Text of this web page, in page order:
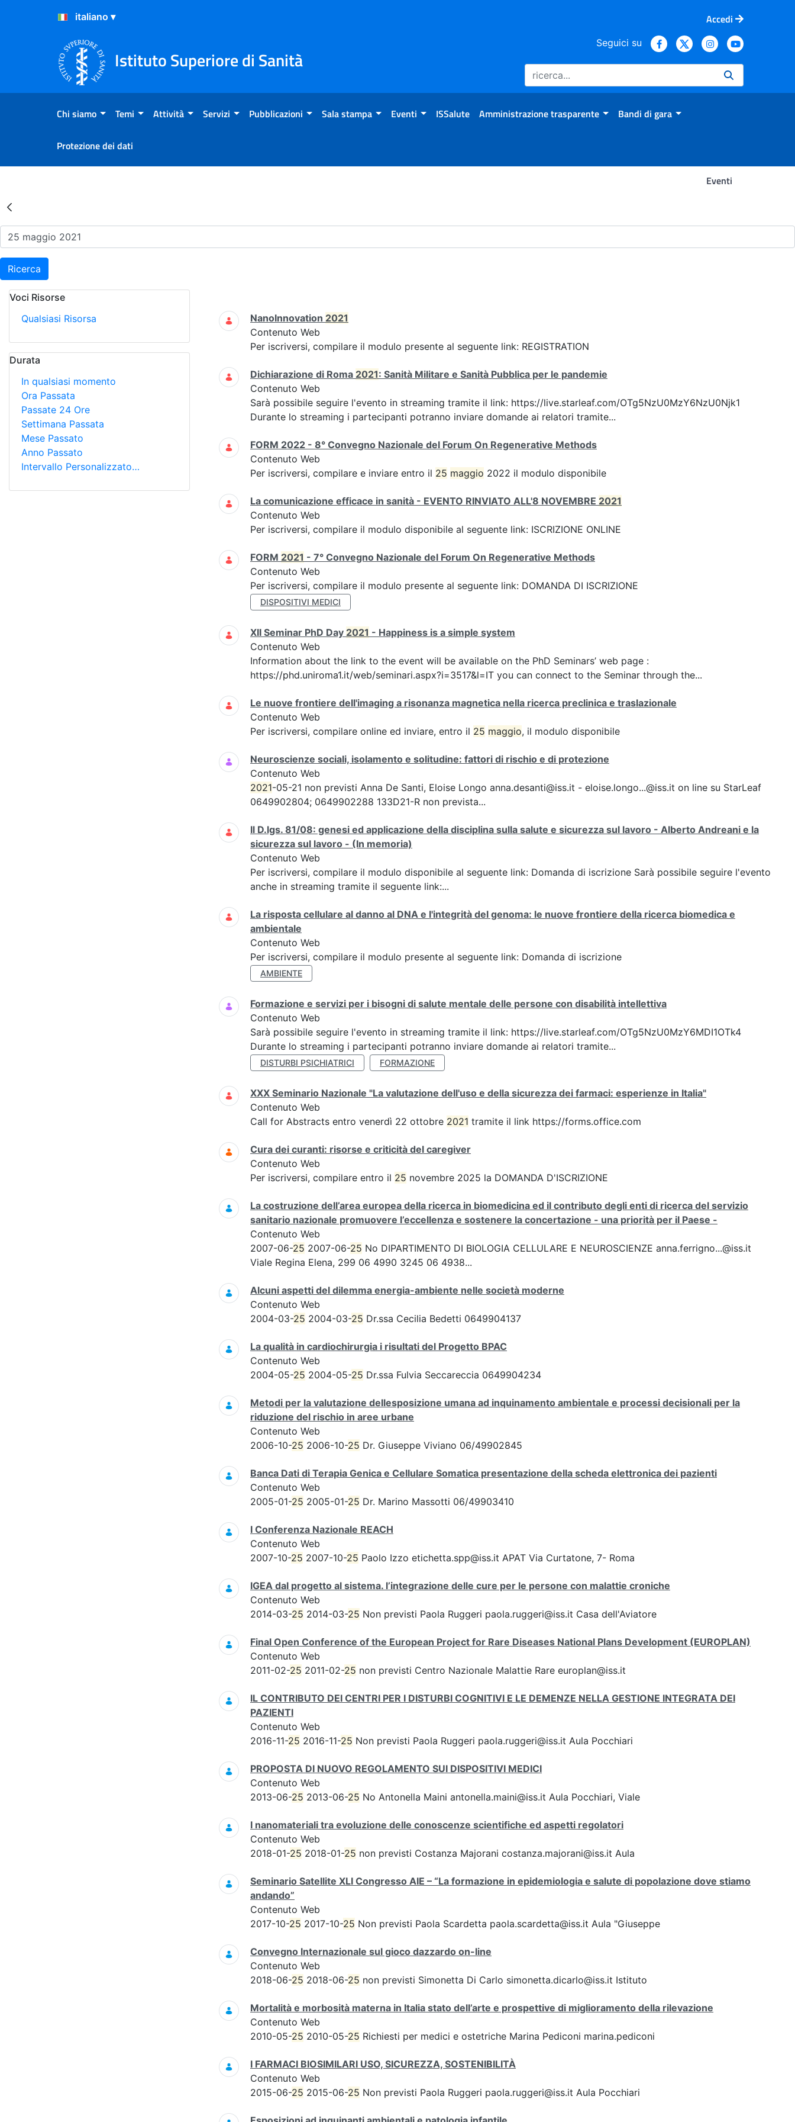
Salta al Contenuto
Salta al Footer
Accedi
Istituto Superiore di Sanità
Seguici su
Chi siamo Temi Attività Servizi Pubblicazioni Sala stampa Eventi ISSalute Amministrazione trasparente Bandi di gara
Protezione dei dati
Eventi
Risultati della Ricerca - Eventi
Ricerca
Voci Risorse
Qualsiasi Risorsa
Durata
In qualsiasi momento
Ora Passata
Passate 24 Ore
Settimana Passata
Mese Passato
Anno Passato
Intervallo Personalizzato…
Ricerca
NanoInnovation 2021
Contenuto Web
Per iscriversi, compilare il modulo presente al seguente link: REGISTRATION
Dichiarazione di Roma 2021: Sanità Militare e Sanità Pubblica per le pandemie
Contenuto Web
Sarà possibile seguire l'evento in streaming tramite il link: https://live.starleaf.com/OTg5NzU0MzY6NzU0Njk1
Durante lo streaming i partecipanti potranno inviare domande ai relatori tramite...
FORM 2022 - 8° Convegno Nazionale del Forum On Regenerative Methods
Contenuto Web
Per iscriversi, compilare e inviare entro il 25 maggio 2022 il modulo disponibile
La comunicazione efficace in sanità - EVENTO RINVIATO ALL'8 NOVEMBRE 2021
Contenuto Web
Per iscriversi, compilare il modulo disponibile al seguente link: ISCRIZIONE ONLINE
FORM 2021 - 7° Convegno Nazionale del Forum On Regenerative Methods
Contenuto Web
Per iscriversi, compilare il modulo presente al seguente link: DOMANDA DI ISCRIZIONE
DISPOSITIVI MEDICI
XII Seminar PhD Day 2021 - Happiness is a simple system
Contenuto Web
Information about the link to the event will be available on the PhD Seminars’ web page :
https://phd.uniroma1.it/web/seminari.aspx?i=3517&l=IT you can connect to the Seminar through the...
Le nuove frontiere dell'imaging a risonanza magnetica nella ricerca preclinica e traslazionale
Contenuto Web
Per iscriversi, compilare online ed inviare, entro il 25 maggio, il modulo disponibile
Neuroscienze sociali, isolamento e solitudine: fattori di rischio e di protezione
Contenuto Web
2021-05-21 non previsti Anna De Santi, Eloise Longo anna.desanti@iss.it - eloise.longo...@iss.it on line su StarLeaf
0649902804; 0649902288 133D21-R non prevista...
Il D.lgs. 81/08: genesi ed applicazione della disciplina sulla salute e sicurezza sul lavoro - Alberto Andreani e la
sicurezza sul lavoro - (In memoria)
Contenuto Web
Per iscriversi, compilare il modulo disponibile al seguente link: Domanda di iscrizione Sarà possibile seguire l'evento
anche in streaming tramite il seguente link:...
La risposta cellulare al danno al DNA e l'integrità del genoma: le nuove frontiere della ricerca biomedica e
ambientale
Contenuto Web
Per iscriversi, compilare il modulo presente al seguente link: Domanda di iscrizione
AMBIENTE
Formazione e servizi per i bisogni di salute mentale delle persone con disabilità intellettiva
Contenuto Web
Sarà possibile seguire l'evento in streaming tramite il link: https://live.starleaf.com/OTg5NzU0MzY6MDI1OTk4
Durante lo streaming i partecipanti potranno inviare domande ai relatori tramite...
DISTURBI PSICHIATRICI FORMAZIONE
XXX Seminario Nazionale "La valutazione dell'uso e della sicurezza dei farmaci: esperienze in Italia"
Contenuto Web
Call for Abstracts entro venerdì 22 ottobre 2021 tramite il link https://forms.office.com
Cura dei curanti: risorse e criticità del caregiver
Contenuto Web
Per iscriversi, compilare entro il 25 novembre 2025 la DOMANDA D'ISCRIZIONE
La costruzione dell’area europea della ricerca in biomedicina ed il contributo degli enti di ricerca del servizio
sanitario nazionale promuovere l’eccellenza e sostenere la concertazione - una priorità per il Paese -
Contenuto Web
2007-06-25 2007-06-25 No DIPARTIMENTO DI BIOLOGIA CELLULARE E NEUROSCIENZE anna.ferrigno...@iss.it
Viale Regina Elena, 299 06 4990 3245 06 4938...
Alcuni aspetti del dilemma energia-ambiente nelle società moderne
Contenuto Web
2004-03-25 2004-03-25 Dr.ssa Cecilia Bedetti 0649904137
La qualità in cardiochirurgia i risultati del Progetto BPAC
Contenuto Web
2004-05-25 2004-05-25 Dr.ssa Fulvia Seccareccia 0649904234
Metodi per la valutazione dellesposizione umana ad inquinamento ambientale e processi decisionali per la
riduzione del rischio in aree urbane
Contenuto Web
2006-10-25 2006-10-25 Dr. Giuseppe Viviano 06/49902845
Banca Dati di Terapia Genica e Cellulare Somatica presentazione della scheda elettronica dei pazienti
Contenuto Web
2005-01-25 2005-01-25 Dr. Marino Massotti 06/49903410
I Conferenza Nazionale REACH
Contenuto Web
2007-10-25 2007-10-25 Paolo Izzo etichetta.spp@iss.it APAT Via Curtatone, 7- Roma
IGEA dal progetto al sistema. l’integrazione delle cure per le persone con malattie croniche
Contenuto Web
2014-03-25 2014-03-25 Non previsti Paola Ruggeri paola.ruggeri@iss.it Casa dell'Aviatore
Final Open Conference of the European Project for Rare Diseases National Plans Development (EUROPLAN)
Contenuto Web
2011-02-25 2011-02-25 non previsti Centro Nazionale Malattie Rare europlan@iss.it
IL CONTRIBUTO DEI CENTRI PER I DISTURBI COGNITIVI E LE DEMENZE NELLA GESTIONE INTEGRATA DEI
PAZIENTI
Contenuto Web
2016-11-25 2016-11-25 Non previsti Paola Ruggeri paola.ruggeri@iss.it Aula Pocchiari
PROPOSTA DI NUOVO REGOLAMENTO SUI DISPOSITIVI MEDICI
Contenuto Web
2013-06-25 2013-06-25 No Antonella Maini antonella.maini@iss.it Aula Pocchiari, Viale
I nanomateriali tra evoluzione delle conoscenze scientifiche ed aspetti regolatori
Contenuto Web
2018-01-25 2018-01-25 non previsti Costanza Majorani costanza.majorani@iss.it Aula
Seminario Satellite XLI Congresso AIE – “La formazione in epidemiologia e salute di popolazione dove stiamo
andando”
Contenuto Web
2017-10-25 2017-10-25 Non previsti Paola Scardetta paola.scardetta@iss.it Aula "Giuseppe
Convegno Internazionale sul gioco dazzardo on-line
Contenuto Web
2018-06-25 2018-06-25 non previsti Simonetta Di Carlo simonetta.dicarlo@iss.it Istituto
Mortalità e morbosità materna in Italia stato dell’arte e prospettive di miglioramento della rilevazione
Contenuto Web
2010-05-25 2010-05-25 Richiesti per medici e ostetriche Marina Pediconi marina.pediconi
I FARMACI BIOSIMILARI USO, SICUREZZA, SOSTENIBILITÀ
Contenuto Web
2015-06-25 2015-06-25 Non previsti Paola Ruggeri paola.ruggeri@iss.it Aula Pocchiari